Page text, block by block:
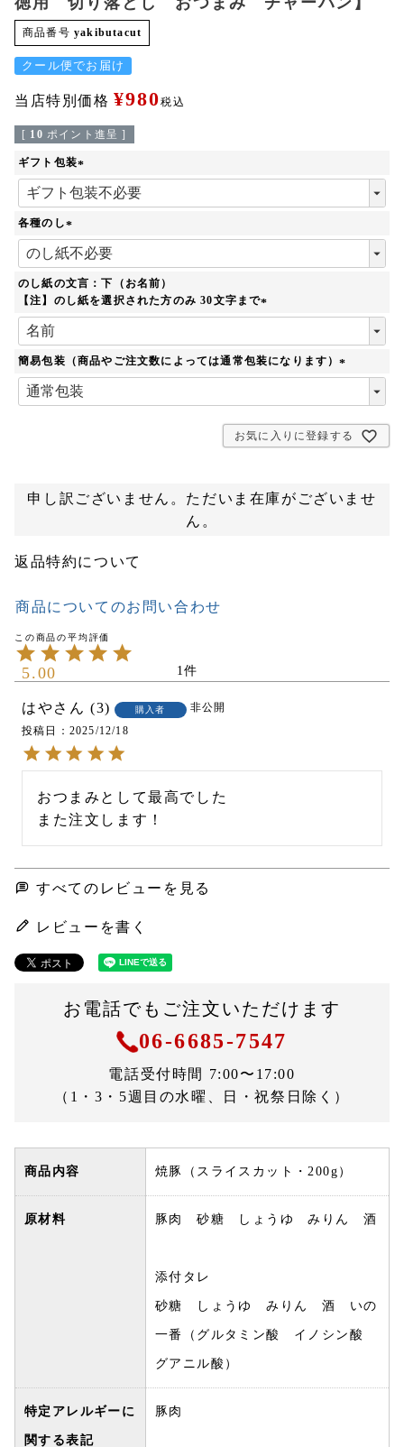
商品番号 yakibutacut
クール便でお届け
当店特別価格 ¥980税込
[ 10 ポイント進呈 ]
ギフト包装
必
各種のし
(
必
須
)
のし紙の文言：下（お名前）
【注】のし紙を選択された方のみ 30文字まで
須
簡易包装（商品やご注文数によっては通常包装になります）
)
お気に入りに登録する
申し訳ございません。ただいま在庫がございませ
ん。
返品特約について
商品についてのお問い合わせ
5.00 1
はや 3 購入者
非公開
投稿日
2025/12/18
おつまみとして最高でした
また注文します！
すべてのレビューを見る
レビューを書く
お電話でもご注文いただけます
06-6685-7547
電話受付時間 7:00〜17:00
（1・3・5週目の水曜、日・祝祭日除く）
商品内容 焼豚（スライスカット・200g）
原材料 豚肉 砂糖 しょうゆ みりん 酒
添付タレ
砂糖 しょうゆ みりん 酒 いの
一番（グルタミン酸 イノシン酸
グアニル酸）
特定アレルギーに
関する表記
豚肉